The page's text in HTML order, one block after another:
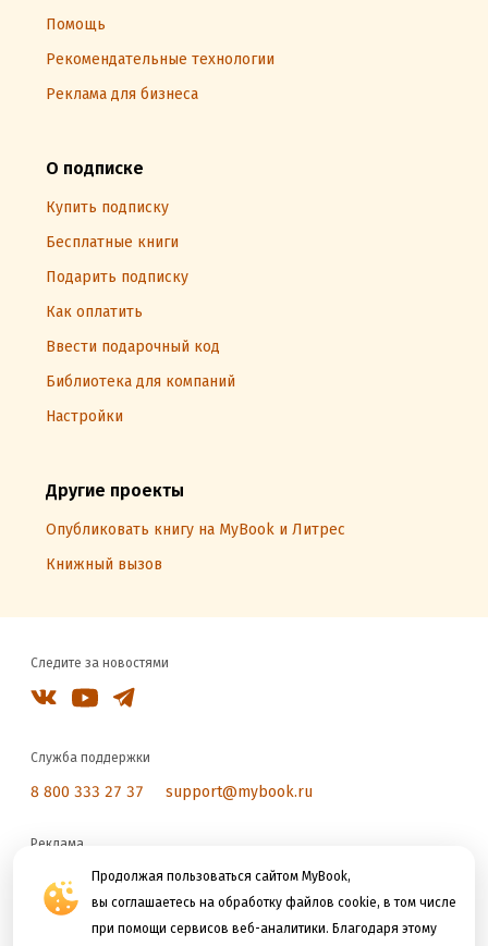
Продолжая пользоваться сайтом MyBook,
вы соглашаетесь на обработку файлов cookie, в том числе
при помощи сервисов веб-аналитики. Благодаря этому
Помощь
Рекомендательные технологии
Реклама для бизнеса
О подписке
Купить подписку
Бесплатные книги
Подарить подписку
Как оплатить
Ввести подарочный код
Библиотека для компаний
Настройки
Другие проекты
Опубликовать книгу на MyBook и Литрес
Книжный вызов
Следите за новостями
Служба поддержки
8 800 333 27 37 support@mybook.ru
Реклама
reklama@litres.ru
Мы принимаем к оплате